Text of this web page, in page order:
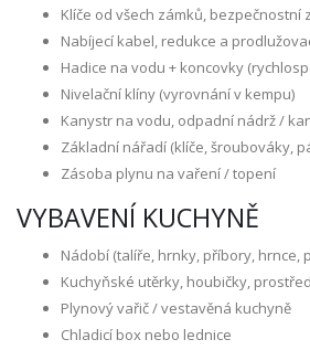
Klíče od všech zámků, bezpečnostní
Nabíjecí kabel, redukce a
Hadice na vodu + koncovky
Nivelační klíny (vyrovnání v kempu)
Kanystr na vodu, odpadní nádrž /
Základní nářadí (klíče, šroubováky,
Zásoba plynu na vaření / topení
VYBAVENÍ KUCHYNĚ
Nádobí (talíře, hrnky, příbory, hrnce,
Kuchyňské utěrky, houbičky,
Plynový vařič / vestavěná kuchyně
Chladicí box nebo lednice